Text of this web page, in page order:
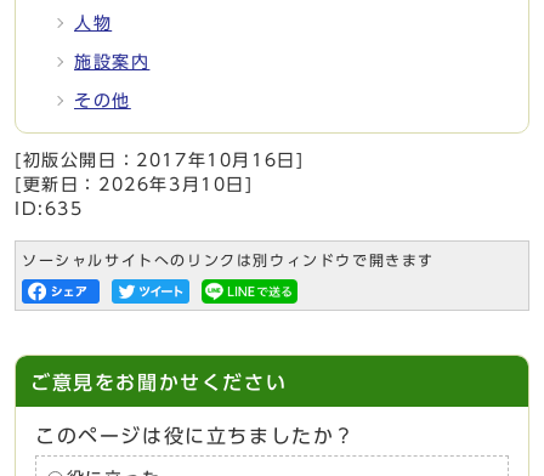
人物
施設案内
その他
[初版公開日： 2017年10月16日
[更新日： 2026年3月10日
ID:635
ソーシャルサイトへのリンクは別ウィンドウで開きます
ご意見をお聞かせください
このページは役に立ちましたか？